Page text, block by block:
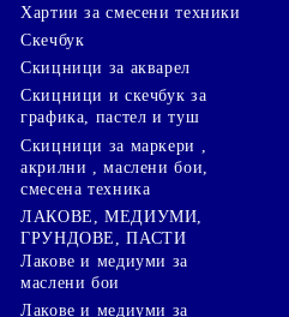
Хартии за смесени техники
Скечбук
Скицници за акварел
Скицници и скечбук за
графика, пастел и туш
Скицници за маркери ,
акрилни , маслени бои,
смесена техника
ЛАКОВЕ, МЕДИУМИ,
ГРУНДОВЕ, ПАСТИ
Лакове и медиуми за
маслени бои
Лакове и медиуми за